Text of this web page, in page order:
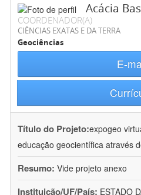
Acácia
COORDENADOR(A)
CIÊNCIAS EXATAS E DA TERRA
Geociências
E-
Título do Projeto:expogeo
educação geocientífica através
Resumo: Vide projeto anexo
Instituição/UF/País: ESTADO